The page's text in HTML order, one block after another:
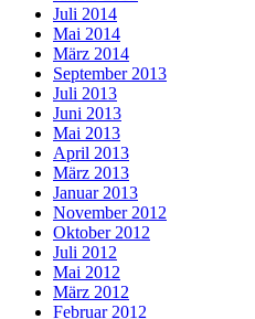
Juli 2014
Mai 2014
März 2014
September 2013
Juli 2013
Juni 2013
Mai 2013
April 2013
März 2013
Januar 2013
November 2012
Oktober 2012
Juli 2012
Mai 2012
März 2012
Februar 2012